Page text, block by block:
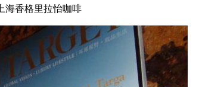
上海香格里拉怡咖啡